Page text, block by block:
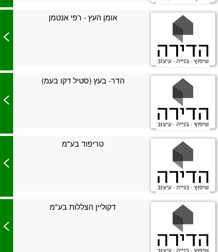
אומן העץ - רפי אנטמן
>
הדר- בעץ (סטיל דקו בעמ)
>
טריפוד בע"מ
>
דקוליין הצללות בע"מ
>